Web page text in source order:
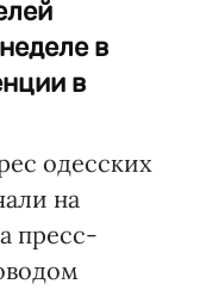
в
в
одесских
на
пресс-